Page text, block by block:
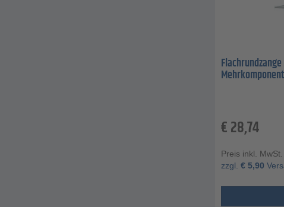
€28,74
Preis inkl. MwSt.
zzgl. € 5,90